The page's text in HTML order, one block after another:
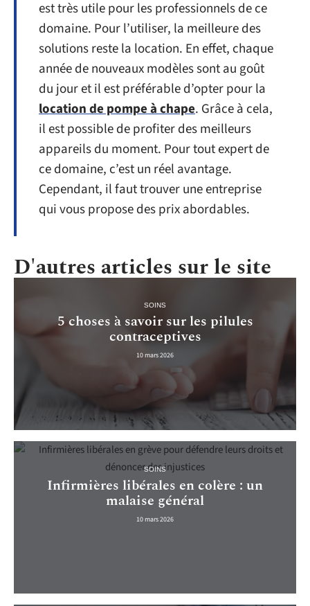
est très utile pour les professionnels de ce
domaine. Pour l’utiliser, la meilleure des
solutions reste la location. En effet, chaque
année de nouveaux modèles sont au goût
du jour et il est préférable d’opter pour la
location de pompe à chape. Grâce à cela,
il est possible de profiter des meilleurs
appareils du moment. Pour tout expert de
ce domaine, c’est un réel avantage.
Cependant, il faut trouver une entreprise
qui vous propose des prix abordables.
D'autres articles sur le site
SOINS
5 choses à savoir sur les pilules
contraceptives
10 mars 2026
SOINS
Infirmières libérales en colère : un
malaise général
10 mars 2026